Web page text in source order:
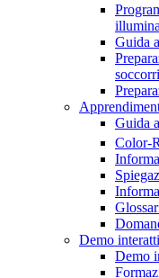
Guida
Guida
Color-
Demo
Demo